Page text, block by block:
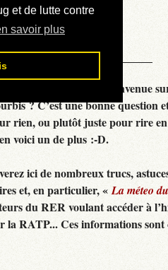
et de lutte contre
savoir plus
- je vous souhaite la bienvenue
? C’est une bonne question
rien, ou plutôt juste pour rire
voici un de plus :-D.
ici de nombreux trucs,
et, en particulier, «La méteo
du RER voulant accéder à
la RATP... Ces informations sont